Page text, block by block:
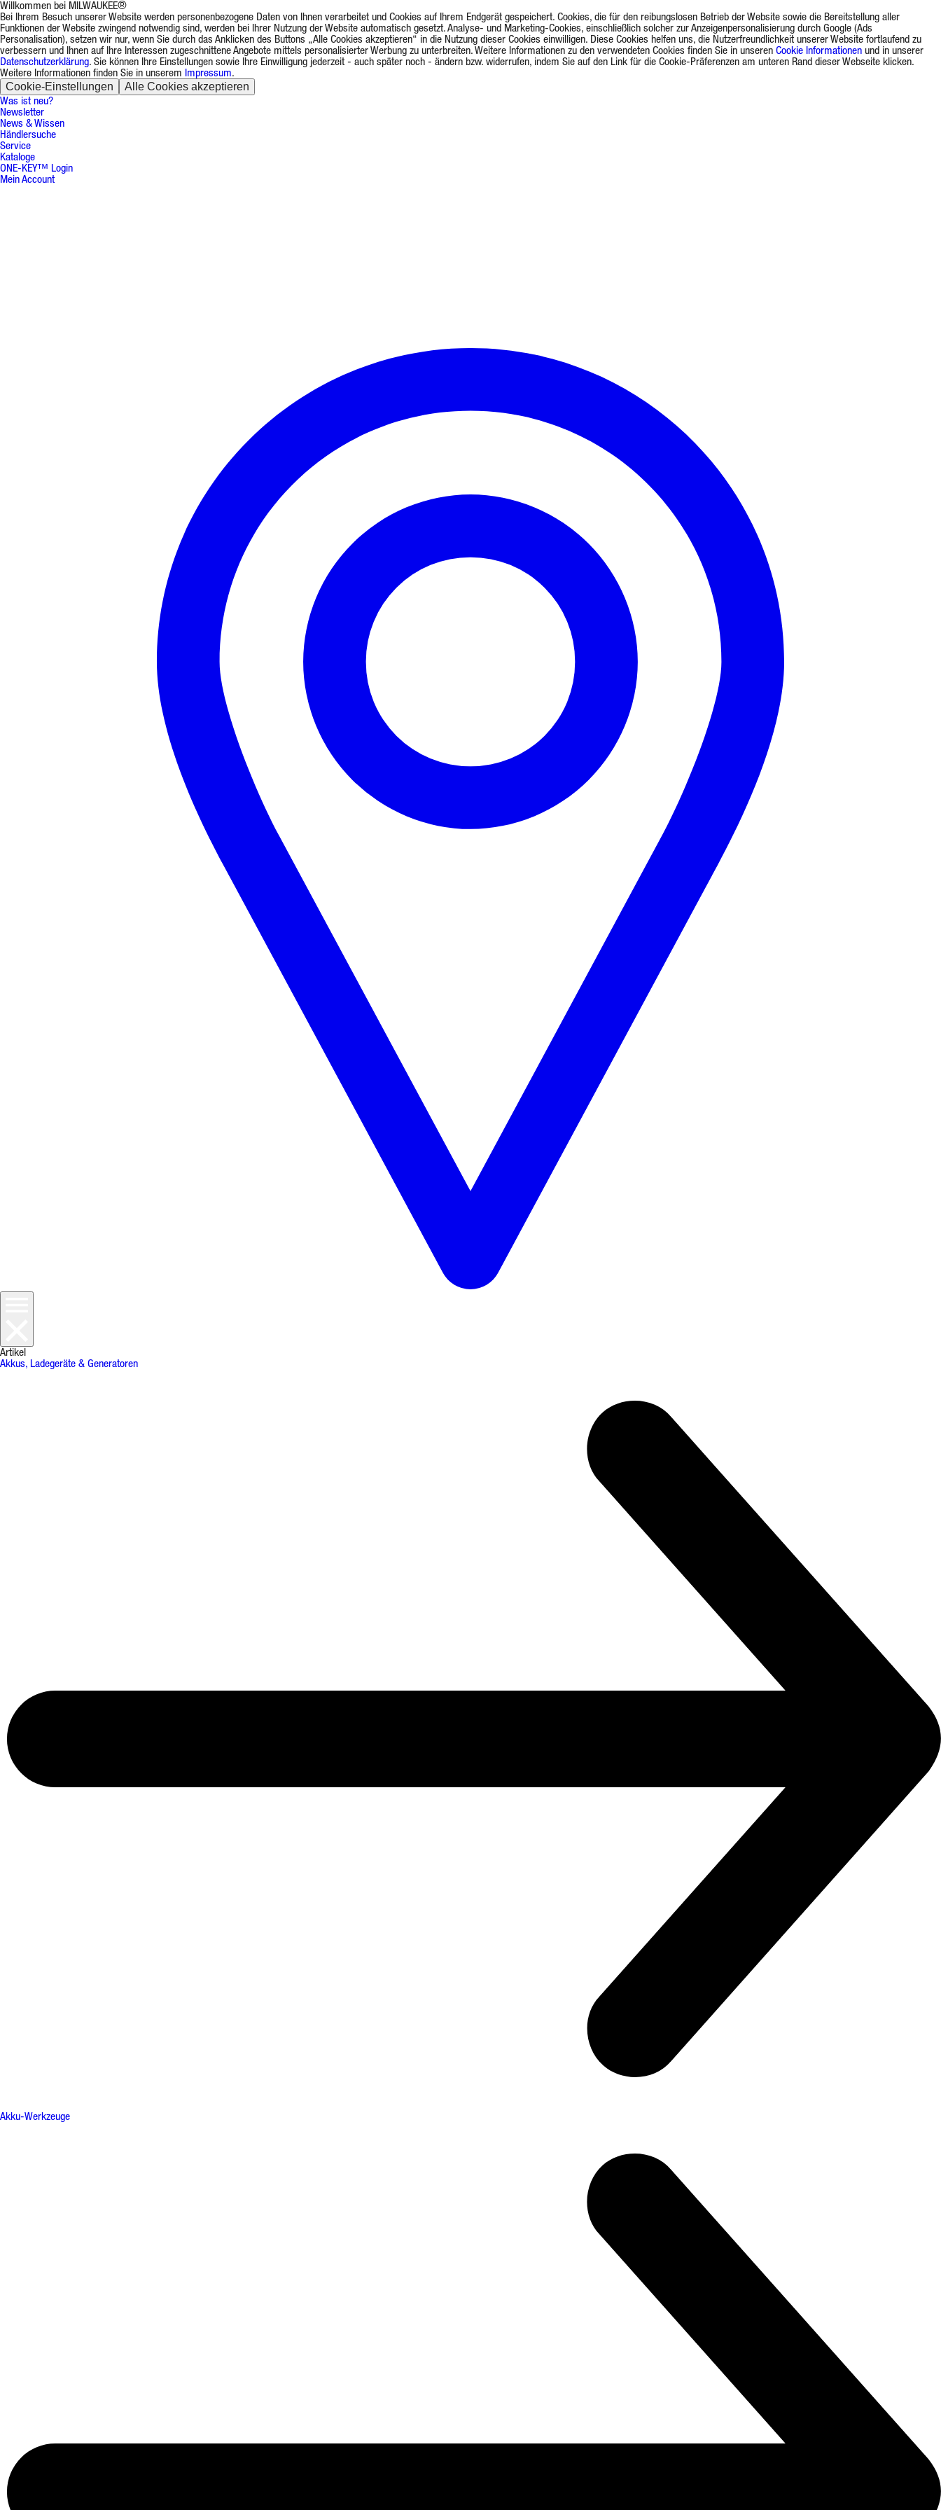
Willkommen bei MILWAUKEE®
Bei Ihrem Besuch unserer Website werden personenbezogene Daten von Ihnen verarbeitet und Cookies auf Ihrem Endgerät gespeichert. Cookies, die für den reibungslosen Betrieb der Website sowie die Bereitstellung aller
Funktionen der Website zwingend notwendig sind, werden bei Ihrer Nutzung der Website automatisch gesetzt. Analyse- und Marketing-Cookies, einschließlich solcher zur Anzeigenpersonalisierung durch Google (Ads
Personalisation), setzen wir nur, wenn Sie durch das Anklicken des Buttons „Alle Cookies akzeptieren“ in die Nutzung dieser Cookies einwilligen. Diese Cookies helfen uns, die Nutzerfreundlichkeit unserer Website fortlaufend zu
verbessern und Ihnen auf Ihre Interessen zugeschnittene Angebote mittels personalisierter Werbung zu unterbreiten. Weitere Informationen zu den verwendeten Cookies finden Sie in unseren Cookie Informationen und in unserer
Datenschutzerklärung. Sie können Ihre Einstellungen sowie Ihre Einwilligung jederzeit - auch später noch - ändern bzw. widerrufen, indem Sie auf den Link für die Cookie-Präferenzen am unteren Rand dieser Webseite klicken.
Weitere Informationen finden Sie in unserem Impressum.
Cookie-Einstellungen Alle Cookies akzeptieren
Was ist neu?
Newsletter
News & Wissen
Händlersuche
Service
Kataloge
ONE-KEY™ Login
Mein Account
Artikel
Akkus, Ladegeräte & Generatoren
Akku-Werkzeuge